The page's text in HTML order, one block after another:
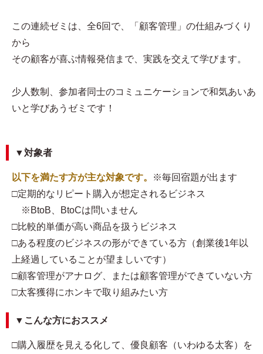
この連続ゼミは、全6回で、「顧客管理」の仕組みづくり
から
その顧客が喜ぶ情報発信まで、実践を交えて学びます。
少人数制、参加者同士のコミュニケーションで和気あいあ
いと学びあうゼミです！
▼対象者
以下を満たす方が主な対象です。
※毎回宿題が出ます
□定期的なリピート購入が想定されるビジネス
※BtoB、BtoCは問いません
□比較的単価が高い商品を扱うビジネス
□ある程度のビジネスの形ができている方（創業後1年以
上経過していることが望ましいです）
□顧客管理がアナログ、または顧客管理ができていない方
□太客獲得にホンキで取り組みたい方
▼こんな方におススメ
□購入履歴を見える化して、優良顧客（いわゆる太客）を